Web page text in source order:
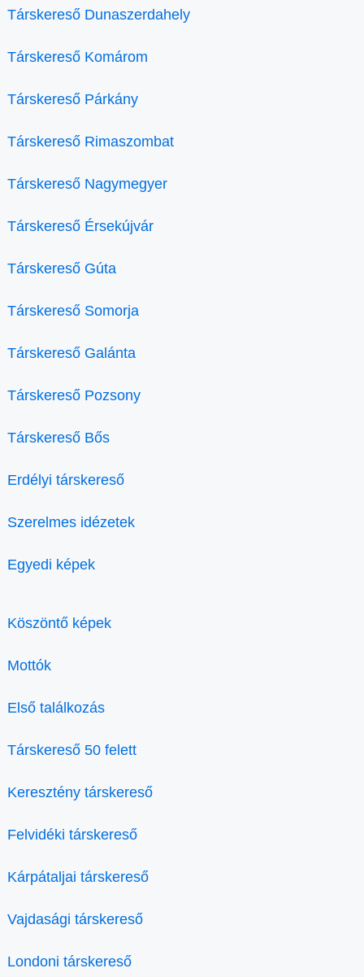
Társkereső Dunaszerdahely
Társkereső Komárom
Társkereső Párkány
Társkereső Rimaszombat
Társkereső Nagymegyer
Társkereső Érsekújvár
Társkereső Gúta
Társkereső Somorja
Társkereső Galánta
Társkereső Pozsony
Társkereső Bős
Erdélyi társkereső
Szerelmes idézetek
Egyedi képek
Köszöntő képek
Mottók
Első találkozás
Társkereső 50 felett
Keresztény társkereső
Felvidéki társkereső
Kárpátaljai társkereső
Vajdasági társkereső
Londoni társkereső